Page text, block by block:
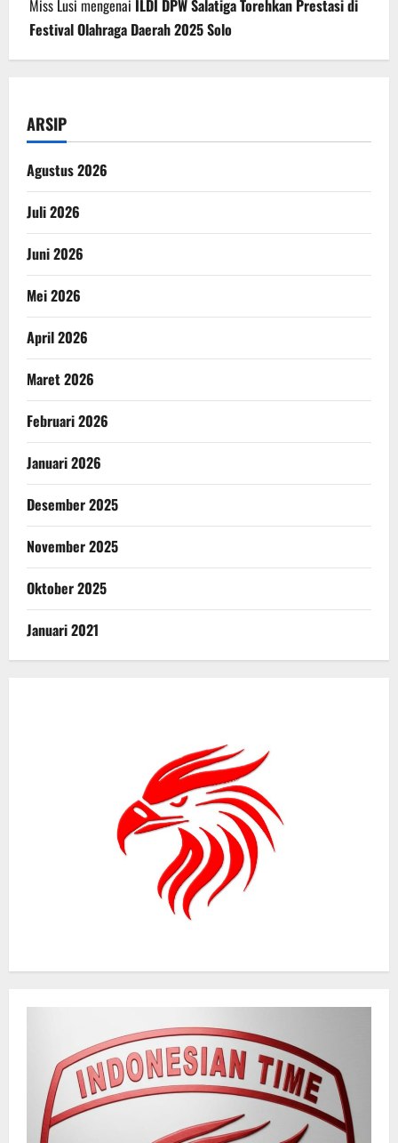
Miss Lusi mengenai ILDI DPW Salatiga Torehkan Prestasi di
Festival Olahraga Daerah 2025 Solo
ARSIP
Agustus 2026
Juli 2026
Juni 2026
Mei 2026
April 2026
Maret 2026
Februari 2026
Januari 2026
Desember 2025
November 2025
Oktober 2025
Januari 2021